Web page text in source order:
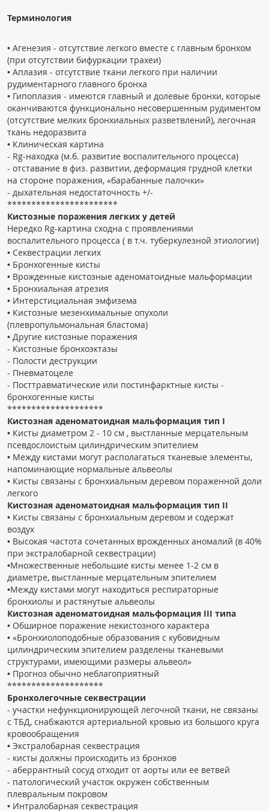
Терминология
• Агенезия - отсутствие легкого вместе с главным бронхом
(при отсутствии бифуркации трахеи)
• Аплазия - отсутствие ткани легкого при наличии
рудиментарного главного бронха
• Гипоплазия - имеются главный и долевые бронхи, которые
оканчиваются функционально несовершенным рудиментом
(отсутствие мелких бронхиальных разветвлений), легочная
ткань недоразвита
• Клиническая картина
- Rg-находка (м.б. развитие воспалительного процесса)
- отставание в физ. развитии, деформация грудной клетки
на стороне поражения, «барабанные палочки»
- дыхательная недостаточность +/-
***********************
Кистозные поражения легких у детей
Нередко Rg-картина сходна с проявлениями
воспалительного процесса ( в т.ч. туберкулезной этиологии)
• Секвестрации легких
• Бронхогенные кисты
• Врожденные кистозные аденоматоидные мальформации
• Бронхиальная атрезия
• Интерстициальная эмфизема
• Кистозные мезенхимальные опухоли
(плевропульмональная бластома)
• Другие кистозные поражения
- Кистозные бронхоэктазы
- Полости деструкции
- Пневматоцеле
- Посттравматические или постинфарктные кисты -
бронхогенные кисты
********************
Кистозная аденоматоидная мальформация тип I
• Кисты диаметром 2 - 10 см , выстланные мерцательным
псевдослоистым цилиндрическим эпителием
• Между кистами могут располагаться тканевые элементы,
напоминающие нормальные альвеолы
• Кисты связаны с бронхиальным деревом пораженной доли
легкого
Кистозная аденоматоидная мальформация тип II
• Кисты связаны с бронхиальным деревом и содержат
воздух
• Высокая частота сочетанных врожденных аномалий (в 40%
при экстралобарной секвестрации)
•Множественные небольшие кисты менее 1-2 см в
диаметре, выстланные мерцательным эпителием
•Между кистами могут находиться респираторные
бронхиолы и растянутые альвеолы
Кистозная аденоматоидная мальформация III типа
• Обширное поражение некистозного характера
• «Бронхиолоподобные образования с кубовидным
цилиндрическим эпителием разделены тканевыми
структурами, имеющими размеры альвеол»
• Прогноз обычно неблагоприятный
********************
Бронхолегочные секвестрации
- участки нефункционирующей легочной ткани, не связаны
с ТБД, снабжаются артериальной кровью из большого круга
кровообращения
• Экстралобарная секвестрация
- кисты должны происходить из бронхов
- аберрантный сосуд отходит от аорты или ее ветвей
- патологический участок окружен собственным
плевральным покровом
• Интралобарная секвестрация